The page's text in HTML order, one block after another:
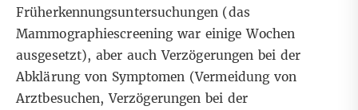
Früherkennungsuntersuchungen (das
Mammographiescreening war einige Wochen
ausgesetzt), aber auch Verzögerungen bei der
Abklärung von Symptomen (Vermeidung von
Arztbesuchen, Verzögerungen bei der